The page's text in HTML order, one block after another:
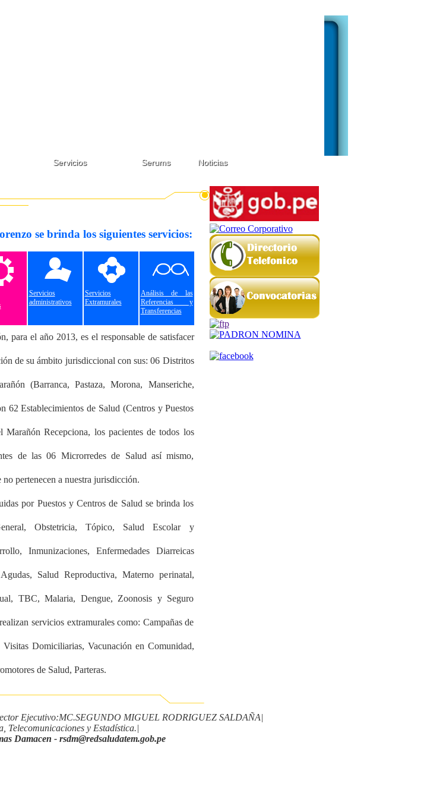
Servicios Serums Noticias
se brinda los siguientes servicios:
Servicios
administrativos
Servicios
Extramurales
Análisis de las
Referencias y
Transferencias
para el año 2013, es el responsable de satisfacer
de su ámbito jurisdiccional con sus: 06 Distritos
(Barranca, Pastaza, Morona, Manseriche,
62 Establecimientos de Salud (Centros y Puestos
Recepciona, los pacientes de todos los
de las 06 Microrredes de Salud así mismo,
pertenecen a nuestra jurisdicción.
por Puestos y Centros de Salud se brinda los
Obstetricia, Tópico, Salud Escolar y
Inmunizaciones, Enfermedades Diarreicas
Salud Reproductiva, Materno perinatal,
TBC, Malaria, Dengue, Zoonosis y Seguro
servicios extramurales como: Campañas de
Domiciliarias, Vacunación en Comunidad,
de Salud, Parteras.
Ejecutivo:MC.SEGUNDO MIGUEL RODRIGUEZ SALDAÑA|
Telecomunicaciones y Estadística.|
Damacen - rsdm@redsaludatem.gob.pe